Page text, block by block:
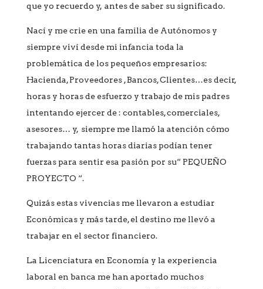
que yo recuerdo y, antes de saber su significado.
Nací y me crie en una familia de Autónomos y
siempre viví desde mi infancia toda la
problemática de los pequeños empresarios:
Hacienda, Proveedores , Bancos, Clientes…es decir,
horas y horas de esfuerzo y trabajo de mis padres
intentando ejercer de : contables, comerciales,
asesores… y, siempre me llamó la atención cómo
trabajando tantas horas diarias podían tener
fuerzas para sentir esa pasión por su“ PEQUEÑO
PROYECTO “.
Quizás estas vivencias me llevaron a estudiar
Económicas y más tarde, el destino me llevó a
trabajar en el sector financiero.
La Licenciatura en Economía y la experiencia
laboral en banca me han aportado muchos